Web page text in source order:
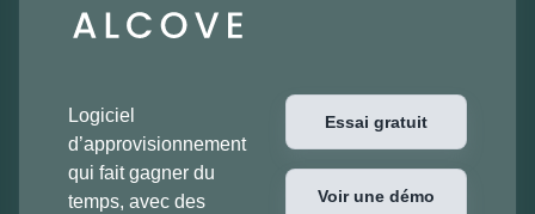
Logiciel
d’approvisionnement
qui fait gagner du
temps, avec des
Essai gratuit
Voir une démo